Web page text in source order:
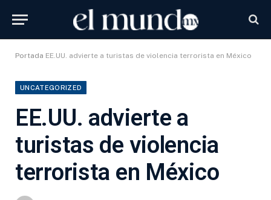
Portada EE.UU. advierte a turistas de violencia terrorista en México
UNCATEGORIZED
EE.UU. advierte a
turistas de violencia
terrorista en México